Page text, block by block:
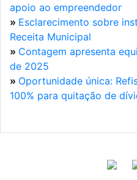
apoio ao empreendedor
» Esclarecimento sobre
Receita Municipal
» Contagem apresenta
de 2025
» Oportunidade única:
100% para quitação de